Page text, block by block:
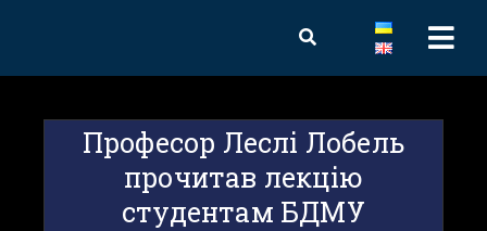
Професор Леслі Лобель
прочитав лекцію
студентам БДМУ